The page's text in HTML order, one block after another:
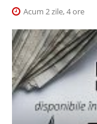
Acum 2 zile, 4 ore